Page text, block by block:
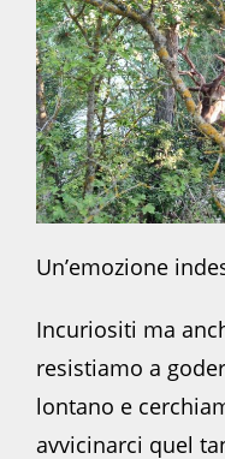
Un’emozione
Incuriositi ma
resistiamo a
lontano e
avvicinarci quel